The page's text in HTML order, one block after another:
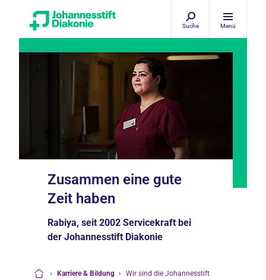
Suche Menü
Zusammen eine gute
Zeit haben
Rabiya, seit 2002 Servicekraft bei
der Johannesstift Diakonie
› Karriere & Bildung ›
Wir sind die Johannesstift